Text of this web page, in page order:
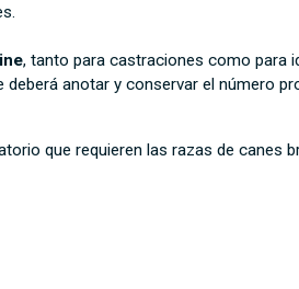
, tanto para castraciones como para
deberá anotar y conservar el número
que requieren las razas de canes